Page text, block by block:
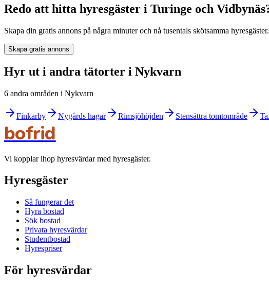
Redo att hitta hyresgäster i Turinge och
Skapa din gratis annons på några minuter och nå tusentals skötsamma hyresgäster.
Skapa gratis annons
Hyr ut i andra tätorter i Nykvarn
6 andra områden i Nykvarn
Finkarby Nygårds hagar Rimsjöhöjden Stensättra tomtområde
bofrid
Vi kopplar ihop hyresvärdar med hyresgäster.
Hyresgäster
Så fungerar det
Hyra bostad
Sök bostad
Privata hyresvärdar
Studentbostad
Hyrespriser
För hyresvärdar